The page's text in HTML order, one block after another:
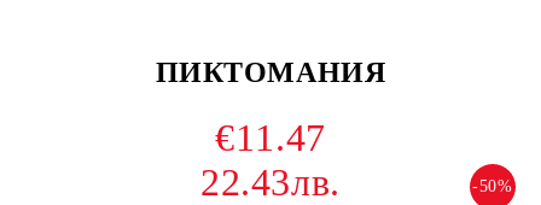
ПИКТОМАНИЯ
-50%
€11.47
22.43лв.